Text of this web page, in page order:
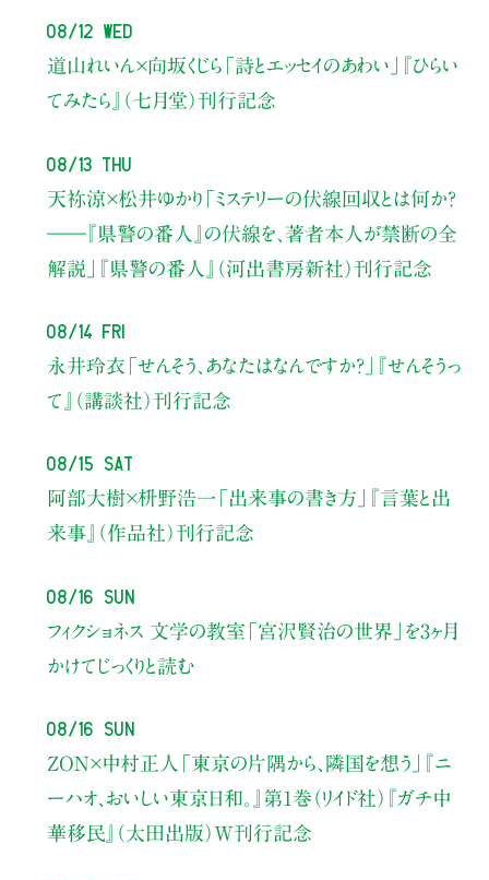
08/12 Wed
道山れいん×向坂くじら 「詩とエッセイのあわい」
『ひらい
てみたら』（七月堂）刊行記念
08/13 Thu
天祢涼×松井ゆかり 「ミステリーの伏線回収とは何か？
――『県警の番人』の伏線を、著者本人が禁断の全
解説」
『県警の番人』（河出書房新社）刊行記念
08/14 Fri
永井玲衣 「せんそう、あなたはなんですか？」
『せんそうっ
て』（講談社）刊行記念
08/15 Sat
阿部大樹×枡野浩一 「出来事の書き方」
『言葉と出
来事』（作品社）刊行記念
08/16 Sun
フィクショネス 文学の教室 「宮沢賢治の世界」を3ヶ月
かけてじっくりと読む
08/16 Sun
ZON×中村正人 「東京の片隅から、隣国を想う」
『ニ
ーハオ、おいしい東京日和。』第1巻（リイド社） 『ガチ中
華移民』（太田出版）W刊行記念